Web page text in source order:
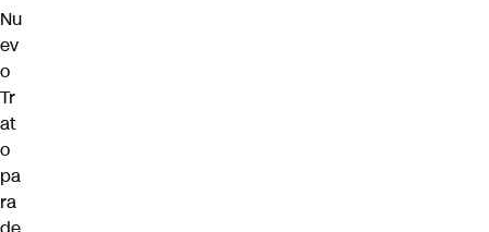
Nu
ev
o
Tr
at
o
pa
ra